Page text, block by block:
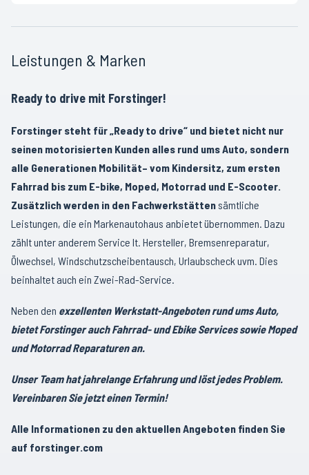
Leistungen & Marken
Ready to drive mit Forstinger!
Forstinger steht für „Ready to drive“ und bietet nicht nur
seinen motorisierten Kunden alles rund ums Auto, sondern
alle Generationen Mobilität– vom Kindersitz, zum ersten
Fahrrad bis zum E-bike, Moped, Motorrad und E-Scooter.
Zusätzlich werden in den Fachwerkstätten sämtliche
Leistungen, die ein Markenautohaus anbietet übernommen. Dazu
zählt unter anderem Service lt. Hersteller, Bremsenreparatur,
Ölwechsel, Windschutzscheibentausch, Urlaubscheck uvm. Dies
beinhaltet auch ein Zwei-Rad-Service.
Neben den exzellenten Werkstatt-Angeboten rund ums Auto,
bietet Forstinger auch Fahrrad- und Ebike Services sowie Moped
und Motorrad Reparaturen an.
Unser Team hat jahrelange Erfahrung und löst jedes Problem.
Vereinbaren Sie jetzt einen Termin!
Alle Informationen zu den aktuellen Angeboten finden Sie
auf forstinger.com